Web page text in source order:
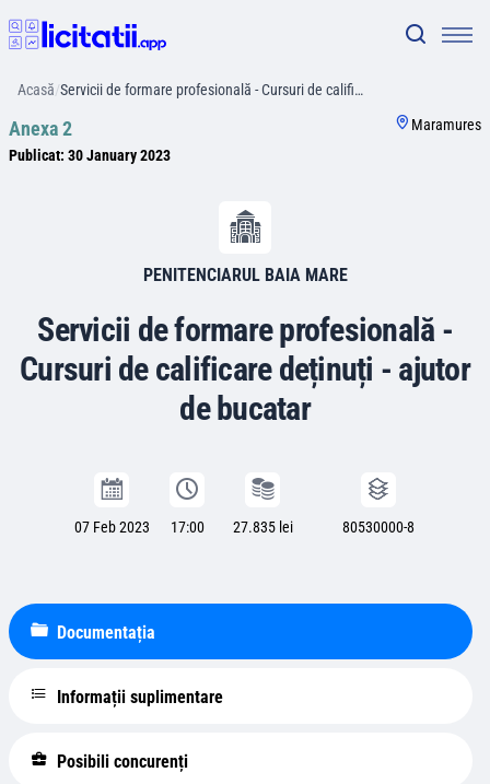
Acasă/Servicii de formare profesională - Cursuri de califi…
Anexa 2
Publicat: 30 January 2023
Maramures
PENITENCIARUL BAIA MARE
Servicii de formare profesională -
Cursuri de calificare deținuți - ajutor
de bucatar
07 Feb 2023 17:00 27.835 lei 80530000-8
Documentația
Informații suplimentare
Posibili concurenți